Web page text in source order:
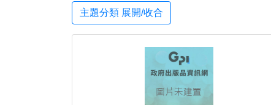
主題分類 展開/收合